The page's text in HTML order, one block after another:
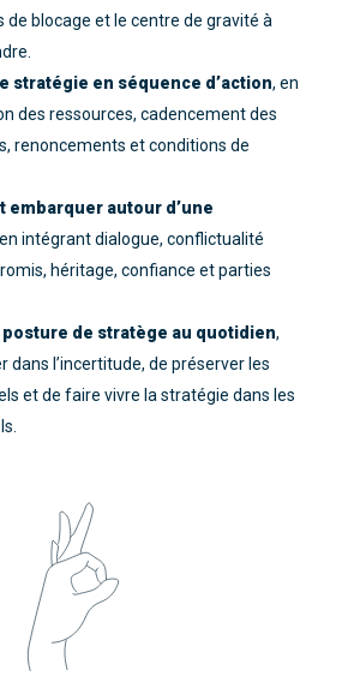
de blocage et le centre de gravité à
stratégie en séquence d’action, en
des ressources, cadencement des
renoncements et conditions de
embarquer autour d’une
intégrant dialogue, conflictualité
héritage, confiance et parties
de stratège au quotidien,
dans l’incertitude, de préserver les
et de faire vivre la stratégie dans les